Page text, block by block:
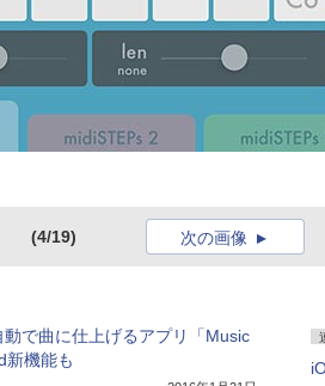
(4/19) 次の画像
で曲に仕上げるアプリ「Music
新機能も